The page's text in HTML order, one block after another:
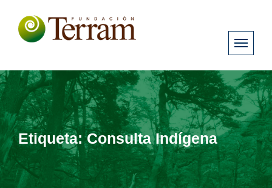
Etiqueta:Consulta Indígena